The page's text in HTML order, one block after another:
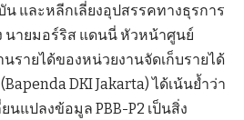
น และหลีกเลี่ยงอุปสรรคทางธุรการ
นายมอร์ริส แดนนี่ หัวหน้าศูนย์
รายได้ของหน่วยงานจัดเก็บรายได้
DKI Jakarta) ได้เน้นย้ำว่า
นแปลงข้อมูล PBB-P2 เป็นสิ่ง